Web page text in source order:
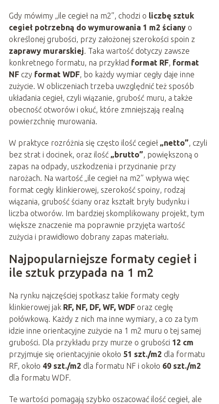
Gdy mówimy „ile cegieł na m2”, chodzi o liczbę sztuk
cegieł potrzebną do wymurowania 1 m2 ścianyo
określonej grubości, przy założonej szerokości spoin z
zaprawy murarskiej . Taka wartość dotyczy zawsze
konkretnego formatu, na przykład format RF, format
NFczy format WDF, bo każdy wymiar cegły daje inne
zużycie. W obliczeniach trzeba uwzględnić też sposób
układania cegieł, czyli wiązanie, grubość muru, a także
obecność otworów i okuć, które zmniejszają realną
powierzchnię murowania.
W praktyce rozróżnia się często ilość cegieł „netto” , czyli
bez strat i docinek, oraz ilość „brutto” , powiększoną o
zapas na odpady, uszkodzenia i przycinanie przy
narożach. Na wartość „ile cegieł na m2” wpływa więc
format cegły klinkierowej, szerokość spoiny, rodzaj
wiązania, grubość ściany oraz kształt bryły budynku i
liczba otworów. Im bardziej skomplikowany projekt, tym
większe znaczenie ma poprawnie przyjęta wartość
zużycia i prawidłowo dobrany zapas materiału.
Najpopularniejsze formaty cegieł i
ile sztuk przypada na 1 m2
Na rynku najczęściej spotkasz takie formaty cegły
klinkierowej jak RF, NF, DF, WF, WDForaz cegłę
połówkową. Każdy z nich ma inne wymiary, a co za tym
idzie inne orientacyjne zużycie na 1 m2 muru o tej samej
grubości. Dla przykładu przy murze o grubości 12 cm
przyjmuje się orientacyjnie około 51 szt./m2 dla formatu
RF, około 49 szt./m2 dla formatu NF i około 60 szt./m2
dla formatu WDF.
Te wartości pomagają szybko oszacować ilość cegieł, ale